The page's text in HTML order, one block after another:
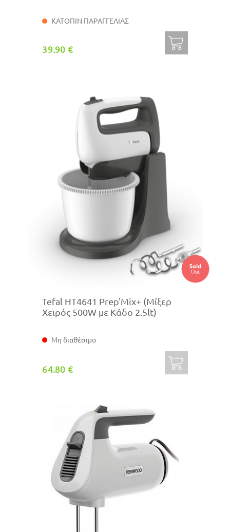
ΚΑΤΟΠΙΝ ΠΑΡΑΓΓΕΛΙΑΣ
39.90 €
Tefal HT4641 Prep'Mix+ (Μίξερ
Χειρός 500W με Κάδο 2.5lt)
Μη διαθέσιμο
64.80 €